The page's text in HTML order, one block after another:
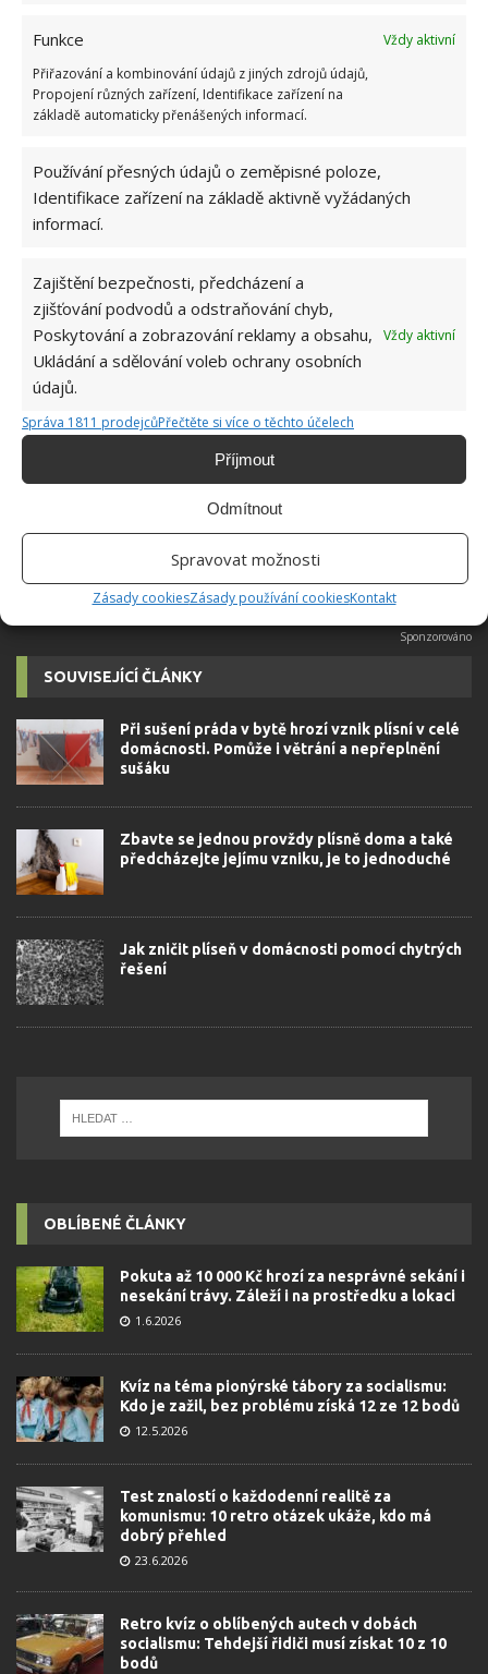
Funkce
Vždy aktivní
Přiřazování a kombinování údajů z jiných zdrojů údajů,
Propojení různých zařízení, Identifikace zařízení na
základě automaticky přenášených informací.
Používání přesných údajů o zeměpisné poloze,
Identifikace zařízení na základě aktivně vyžádaných
informací.
Zajištění bezpečnosti, předcházení a
zjišťování podvodů a odstraňování chyb,
Poskytování a zobrazování reklamy a obsahu,
Ukládání a sdělování voleb ochrany osobních
údajů.
Vždy aktivní
Správa 1811 prodejcůPřečtěte si více o těchto účelech
Příjmout
Odmítnout
Spravovat možnosti
Zásady cookiesZásady používání cookiesKontakt
PLASTOVÉ OKNO PLÍSEŇ ROSENÍ OKNA
Absolvent České zemědělské
univerzity, který je již od malička
možné najít v j...
SOUVISEJÍCÍ ČLÁNKY
Při sušení práda v bytě hrozí vznik plísní v celé
domácnosti. Pomůže i větrání a nepřeplnění
sušáku
Zbavte se jednou provždy plísně doma a také
předcházejte jejímu vzniku, je to jednoduché
Jak zničit plíseň v domácnosti pomocí chytrých
řešení
OBLÍBENÉ ČLÁNKY
Pokuta až 10 000 Kč hrozí za nesprávné sekání i
nesekání trávy. Záleží i na prostředku a lokaci
1.6.2026
Kvíz na téma pionýrské tábory za socialismu:
Kdo je zažil, bez problému získá 12 ze 12 bodů
12.5.2026
Test znalostí o každodenní realitě za
komunismu: 10 retro otázek ukáže, kdo má
dobrý přehled
23.6.2026
Retro kvíz o oblíbených autech v dobách
socialismu: Tehdejší řidiči musí získat 10 z 10
bodů